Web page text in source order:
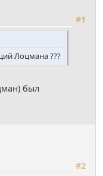
#1
Лоцмана ???
был
#2